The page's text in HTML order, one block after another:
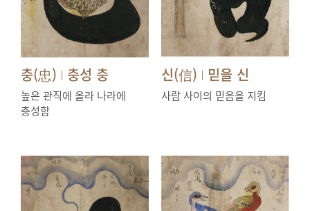
충(忠) | 충성 충
높은 관직에 올라 나라에
충성함
신(信) | 믿을 신
사람 사이의 믿음을 지킴